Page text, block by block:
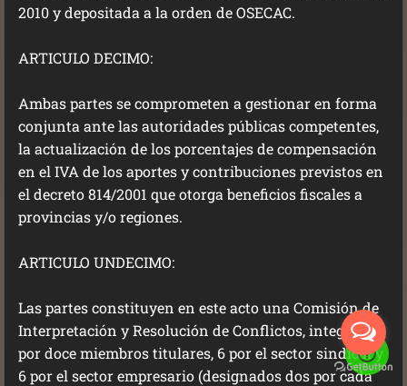
2010 y depositada a la orden de OSECAC.
ARTICULO DECIMO:
Ambas partes se comprometen a gestionar en forma
conjunta ante las autoridades públicas competentes,
la actualización de los porcentajes de compensación
en el IVA de los aportes y contribuciones previstos en
el decreto 814/2001 que otorga beneficios fiscales a
provincias y/o regiones.
ARTICULO UNDECIMO:
Las partes constituyen en este acto una Comisión de
Interpretación y Resolución de Conflictos, integrada
por doce miembros titulares, 6 por el sector sindical y
6 por el sector empresario (designados dos por cada